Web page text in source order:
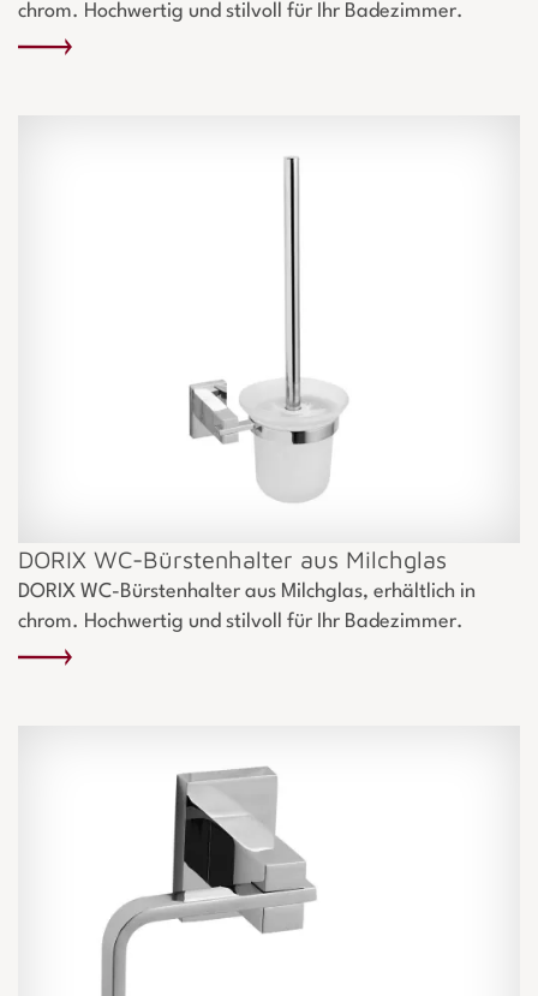
chrom. Hochwertig und stilvoll für Ihr Badezimmer.
DORIX WC-Bürstenhalter aus Milchglas
DORIX WC-Bürstenhalter aus Milchglas, erhältlich in
chrom. Hochwertig und stilvoll für Ihr Badezimmer.